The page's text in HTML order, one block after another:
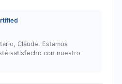
Claude. Estamos
satisfecho con nuestro